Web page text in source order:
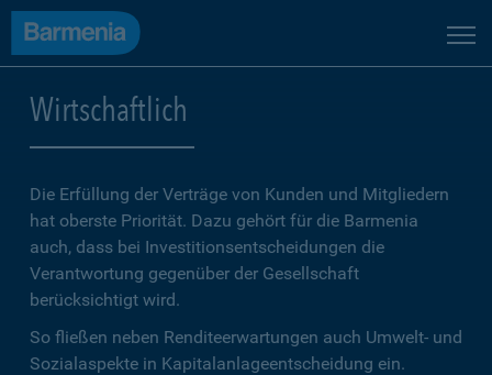
Wirtschaftlich
Die Erfüllung der Verträge von Kunden und Mitgliedern
hat oberste Priorität. Dazu gehört für die Barmenia
auch, dass bei Investitionsentscheidungen die
Verantwortung gegenüber der Gesellschaft
berücksichtigt wird.
So fließen neben Renditeerwartungen auch Umwelt- und
Sozialaspekte in Kapitalanlageentscheidung ein.